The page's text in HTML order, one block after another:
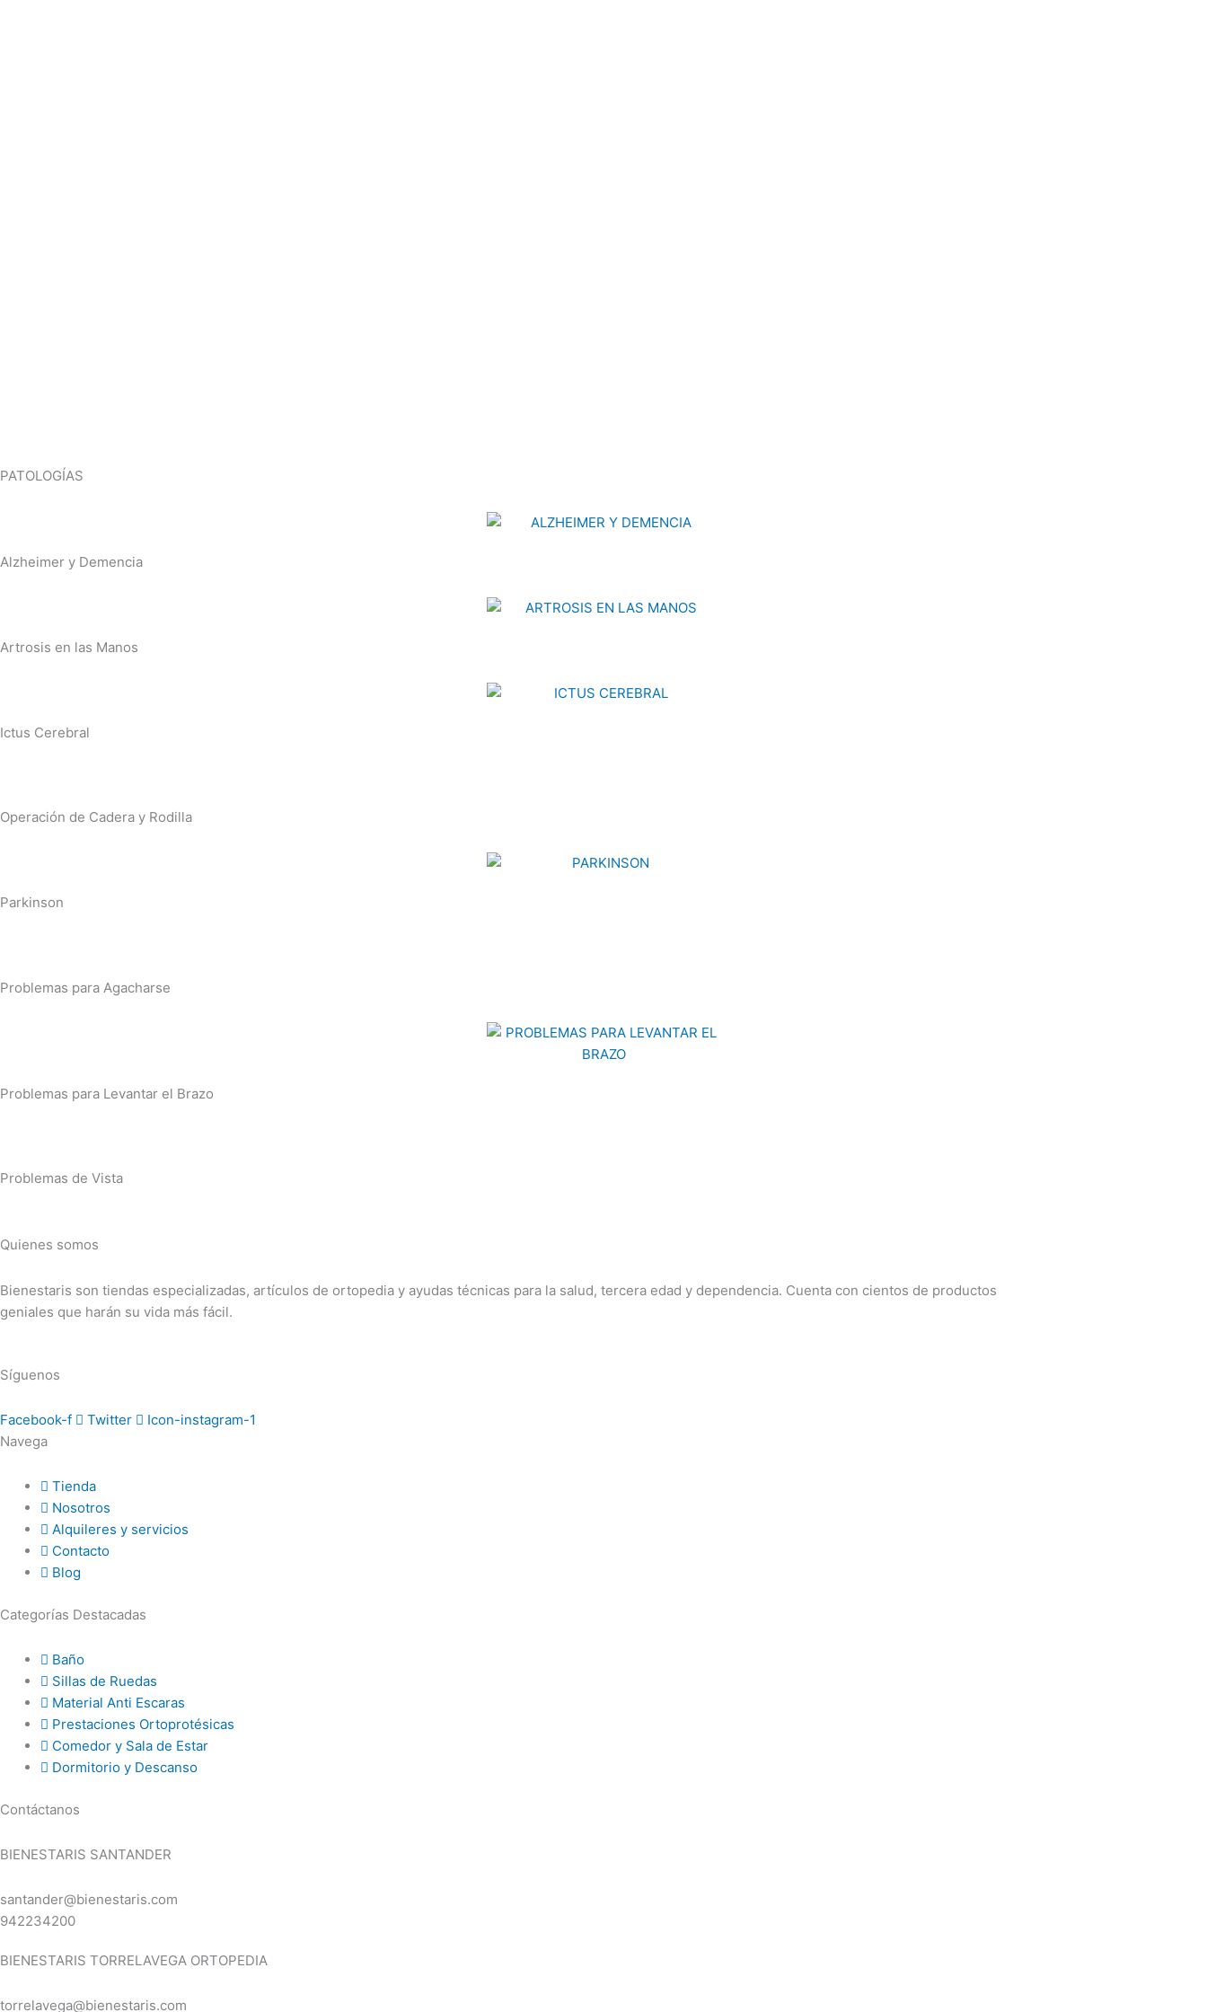
PATOLOGÍAS
Alzheimer y Demencia
Artrosis en las Manos
Ictus Cerebral
Operación de Cadera y Rodilla
Parkinson
Problemas para Agacharse
Problemas para Levantar el Brazo
Problemas de Vista
Quienes somos
Bienestaris son tiendas especializadas, artículos de ortopedia y ayudas técnicas para la salud, tercera edad y dependencia. Cuenta con cientos de productos
geniales que harán su vida más fácil.
Síguenos
Facebook-f Twitter
Icon-instagram-1
Navega
Tienda
Nosotros
Alquileres y servicios
Contacto
Blog
Categorías Destacadas
Baño
Sillas de Ruedas
Material Anti Escaras
Prestaciones Ortoprotésicas
Comedor y Sala de Estar
Dormitorio y Descanso
Contáctanos
BIENESTARIS SANTANDER
santander@bienestaris.com
942234200
BIENESTARIS TORRELAVEGA ORTOPEDIA
torrelavega@bienestaris.com